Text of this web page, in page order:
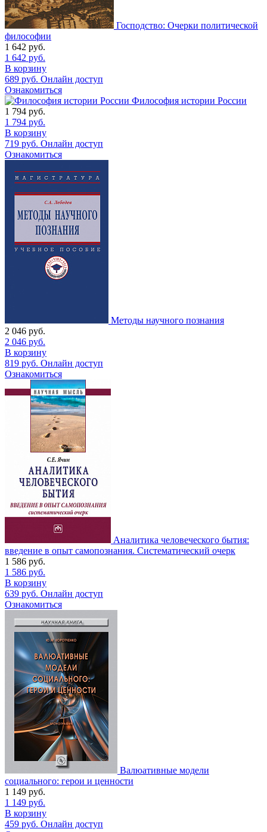
Господство: Очерки политической
философии
1 642 руб.
1 642 руб.
В корзину
689 руб. Онлайн доступ
Ознакомиться
Философия истории России
1 794 руб.
1 794 руб.
В корзину
719 руб. Онлайн доступ
Ознакомиться
Методы научного познания
2 046 руб.
2 046 руб.
В корзину
819 руб. Онлайн доступ
Ознакомиться
Аналитика человеческого бытия:
введение в опыт самопознания. Систематический очерк
1 586 руб.
1 586 руб.
В корзину
639 руб. Онлайн доступ
Ознакомиться
Валюативные модели
социального: герои и ценности
1 149 руб.
1 149 руб.
В корзину
459 руб. Онлайн доступ